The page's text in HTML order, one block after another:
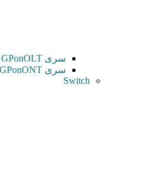
سری GPonOLT
سری GPonONT
Switch